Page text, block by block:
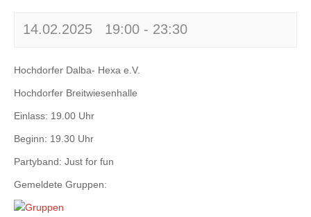
14.02.2025 19:00 - 23:30
Hochdorfer Dalba- Hexa e.V.
Hochdorfer Breitwiesenhalle
Einlass: 19.00 Uhr
Beginn: 19.30 Uhr
Partyband: Just for fun
Gemeldete Gruppen: